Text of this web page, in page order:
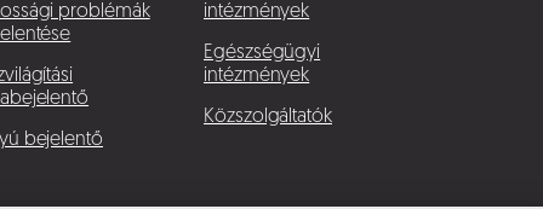
problémák
bejelentő
intézmények
Egészségügyi
intézmények
Közszolgáltatók